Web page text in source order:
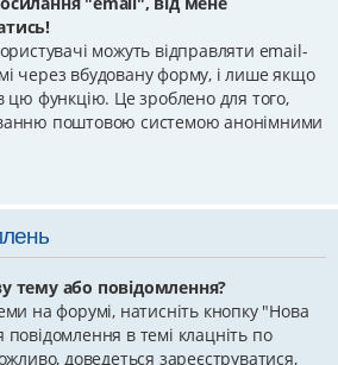
можуть відправляти email-
через вбудовану форму, і лише якщо
цю функцію. Це зроблено для того,
поштовою системою анонімними
тему або повідомлення?
на форумі, натисніть кнопку "Нова
в темі клацніть по
доведеться зареєструватися,